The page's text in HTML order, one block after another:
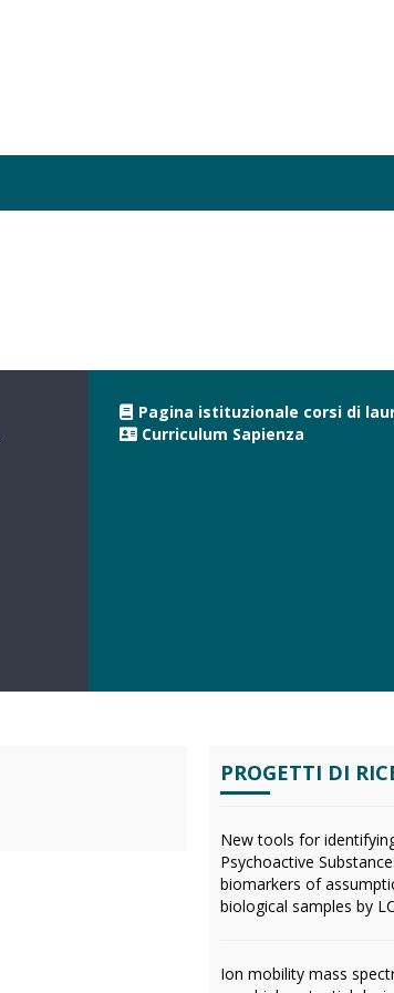
Pagina istituzionale corsi di
Curriculum Sapienza
PROGETTI DI
New tools for
Psychoactive
biomarkers of
biological samples by
Ion mobility mass